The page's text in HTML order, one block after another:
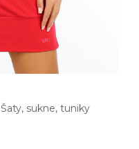
Šaty, sukne, tuniky